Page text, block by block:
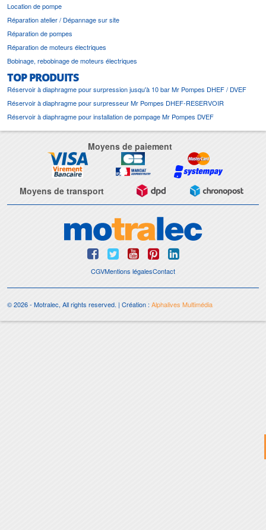
Location de pompe
Réparation atelier / Dépannage sur site
Réparation de pompes
Réparation de moteurs électriques
Bobinage, rebobinage de moteurs électriques
TOP PRODUITS
Réservoir à diaphragme pour surpression jusqu'à 10 bar Mr Pompes DHEF / DVEF
Réservoir à diaphragme pour surpresseur Mr Pompes DHEF-RESERVOIR
Réservoir à diaphragme pour installation de pompage Mr Pompes DVEF
Moyens de paiement
Moyens de transport
CGVMentions légalesContact
© 2026 - Motralec, All rights reserved. | Création :Alphalives Multimédia